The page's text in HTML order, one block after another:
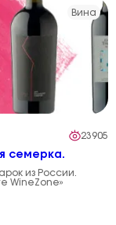
Вина
23905
семерка.
из России.
WineZone»